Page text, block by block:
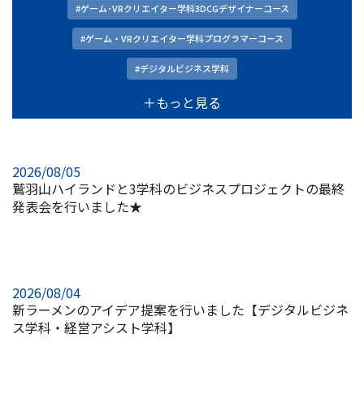
#ゲーム･VRクリエイター学科3DCGデザイナーコース
#ゲーム・VRクリエイター学科プログラマーコース
#デジタルビジネス学科
＋もっと見る
2026/08/05
鷲羽山ハイランドと3学科のビジネスプロジェクトの最終
発表会を行いました★
2026/08/04
新ラーメンのアイデア提案を行いました【デジタルビジネ
ス学科・経営アシスト学科】